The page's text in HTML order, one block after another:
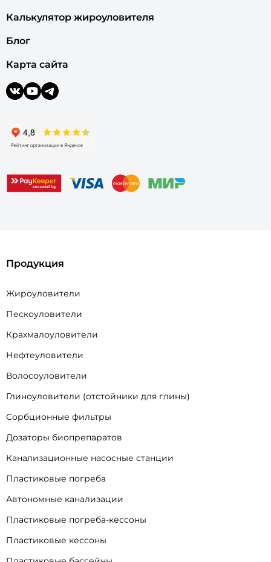
Калькулятор жироуловителя
Блог
Карта сайта
Продукция
Жироуловители
Пескоуловители
Крахмалоуловители
Нефтеуловители
Волосоуловители
Глиноуловители (отстойники для глины)
Сорбционные фильтры
Дозаторы биопрепаратов
Канализационные насосные станции
Пластиковые погреба
Автономные канализации
Пластиковые погреба-кессоны
Пластиковые кессоны